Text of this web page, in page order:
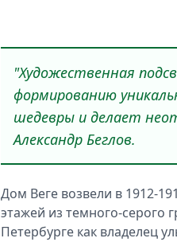
"Художественная
формированию
шедевры и делает
Александр Беглов.
Дом Веге возвели в 1912-
этажей из темного-серого
Петербурге как владелец